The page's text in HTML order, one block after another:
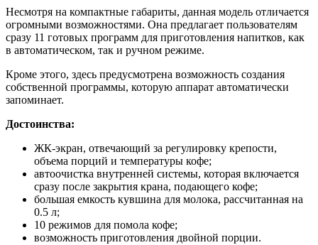
Несмотря на компактные габариты, данная модель отличается
огромными возможностями. Она предлагает пользователям
сразу 11 готовых программ для приготовления напитков, как
в автоматическом, так и ручном режиме.
Кроме этого, здесь предусмотрена возможность создания
собственной программы, которую аппарат автоматически
запоминает.
Достоинства:
ЖК-экран, отвечающий за регулировку крепости,
объема порций и температуры кофе;
автоочистка внутренней системы, которая включается
сразу после закрытия крана, подающего кофе;
большая емкость кувшина для молока, рассчитанная на
0.5 л;
10 режимов для помола кофе;
возможность приготовления двойной порции.